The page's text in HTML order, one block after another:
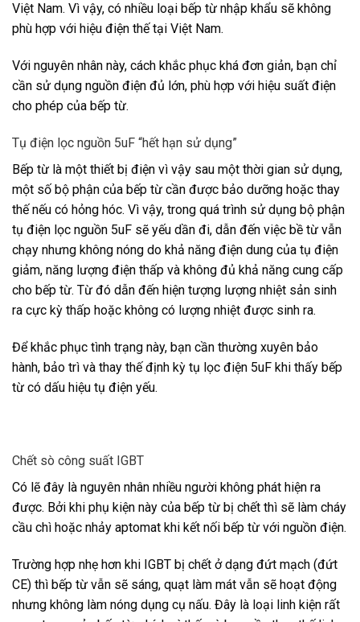
Việt Nam. Vì vậy, có nhiều loại bếp từ nhập khẩu sẽ không
phù hợp với hiệu điện thế tại Việt Nam.
Với nguyên nhân này, cách khắc phục khá đơn giản, bạn chỉ
cần sử dụng nguồn điện đủ lớn, phù hợp với hiệu suất điện
cho phép của bếp từ.
Tụ điện lọc nguồn 5uF “hết hạn sử dụng”
Bếp từ là một thiết bị điện vì vậy sau một thời gian sử dụng,
một số bộ phận của bếp từ cần được bảo dưỡng hoặc thay
thế nếu có hỏng hóc. Vì vậy, trong quá trình sử dụng bộ phận
tụ điện lọc nguồn 5uF sẽ yếu dần đi, dẫn đến việc bề từ vẫn
chạy nhưng không nóng do khả năng điện dung của tụ điện
giảm, năng lượng điện thấp và không đủ khả năng cung cấp
cho bếp từ. Từ đó dẫn đến hiện tượng lượng nhiệt sản sinh
ra cực kỳ thấp hoặc không có lượng nhiệt được sinh ra.
Để khắc phục tình trạng này, bạn cần thường xuyên bảo
hành, bảo trì và thay thế định kỳ tụ lọc điện 5uF khi thấy bếp
từ có dấu hiệu tụ điện yếu.
Chết sò công suất IGBT
Có lẽ đây là nguyên nhân nhiều người không phát hiện ra
được. Bởi khi phụ kiện này của bếp từ bị chết thì sẽ làm cháy
cầu chì hoặc nhảy aptomat khi kết nối bếp từ với nguồn điện.
Trường hợp nhẹ hơn khi IGBT bị chết ở dạng đứt mạch (đứt
CE) thì bếp từ vẫn sẽ sáng, quạt làm mát vẫn sẽ hoạt động
nhưng không làm nóng dụng cụ nấu. Đây là loại linh kiện rất